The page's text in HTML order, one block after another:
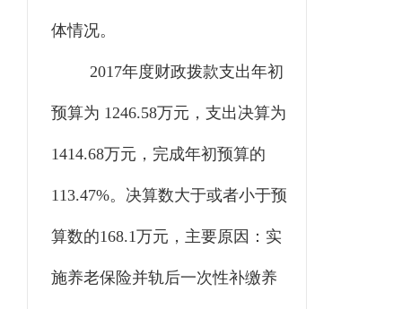
体情况。
2017年度财政拨款支出年初
预算为 1246.58万元，支出决算为
1414.68万元，完成年初预算的
113.47%。决算数大于或者小于预
算数的168.1万元，主要原因：实
施养老保险并轨后一次性补缴养